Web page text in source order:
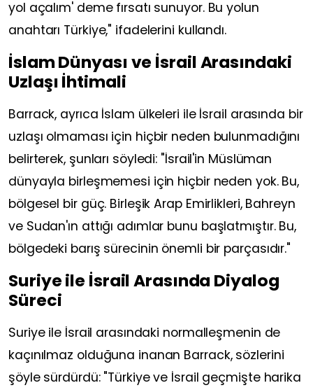
yol açalım' deme fırsatı sunuyor. Bu yolun
anahtarı Türkiye," ifadelerini kullandı.
İslam Dünyası ve İsrail Arasındaki
Uzlaşı İhtimali
Barrack, ayrıca İslam ülkeleri ile İsrail arasında bir
uzlaşı olmaması için hiçbir neden bulunmadığını
belirterek, şunları söyledi: "İsrail'in Müslüman
dünyayla birleşmemesi için hiçbir neden yok. Bu,
bölgesel bir güç. Birleşik Arap Emirlikleri, Bahreyn
ve Sudan'ın attığı adımlar bunu başlatmıştır. Bu,
bölgedeki barış sürecinin önemli bir parçasıdır."
Suriye ile İsrail Arasında Diyalog
Süreci
Suriye ile İsrail arasındaki normalleşmenin de
kaçınılmaz olduğuna inanan Barrack, sözlerini
şöyle sürdürdü: "Türkiye ve İsrail geçmişte harika